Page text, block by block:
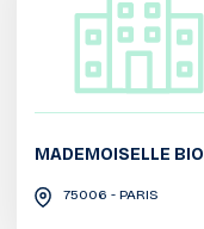
MADEMOISELLE BIO
75006 - PARIS